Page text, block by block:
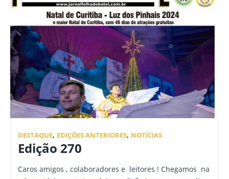
DESTAQUE, EDIÇÕES ANTERIORES, NOTÍCIAS
Edição 270
Caros amigos , colaboradores e leitores ! Chegamos na